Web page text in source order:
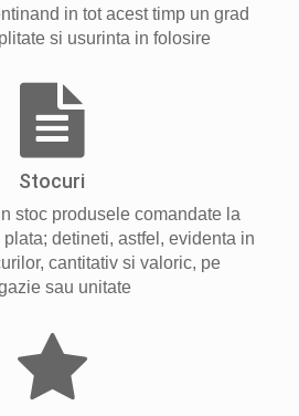
in tot acest timp un grad
si usurinta in folosire
Stocuri
stoc produsele comandate la
detineti, astfel, evidenta in
cantitativ si valoric, pe
sau unitate